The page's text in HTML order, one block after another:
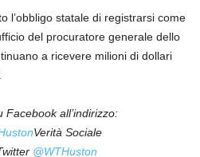
l’obbligo statale di registrarsi come
del procuratore generale dello
a ricevere milioni di dollari
all’indirizzo:
Verità Sociale
@WTHuston